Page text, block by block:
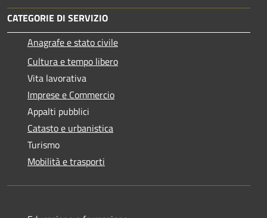
CATEGORIE DI SERVIZIO
Anagrafe e stato civile
Cultura e tempo libero
Vita lavorativa
Imprese e Commercio
Appalti pubblici
Catasto e urbanistica
Turismo
Mobilità e trasporti